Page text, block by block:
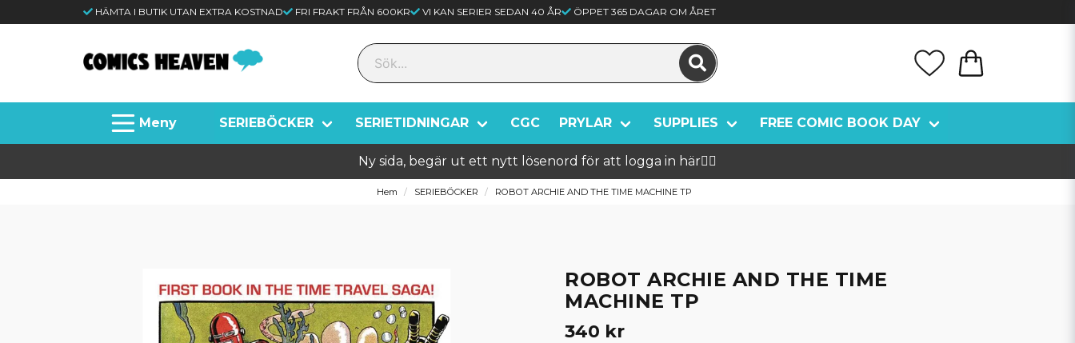
HÄMTA I BUTIK UTAN EXTRA KOSTNAD FRI FRAKT FRÅN 600KR VI KAN SERIER SEDAN 40 ÅR ÖPPET 365 DAGAR OM ÅRET
SERIEBÖCKER SERIETIDNINGAR CGC PRYLAR SUPPLIES FREE COMIC BOOK DAY
Ny sida, begär ut ett nytt lösenord för att logga in här🦸‍♂️
Hem SERIEBÖCKER ROBOT ARCHIE AND THE TIME MACHINE TP
ROBOT ARCHIE AND THE TIME
MACHINE TP
340 kr